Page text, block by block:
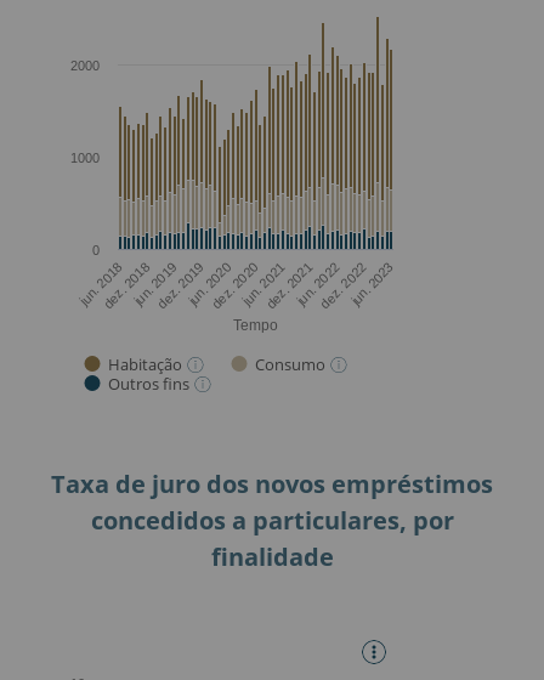
Taxa de juro dos novos empréstimos
concedidos a particulares, por